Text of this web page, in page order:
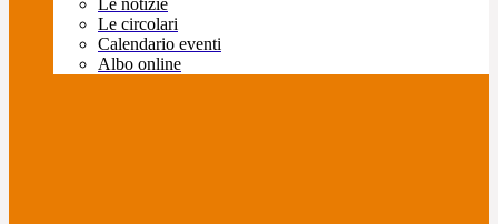
Le notizie
Le circolari
Calendario eventi
Albo online